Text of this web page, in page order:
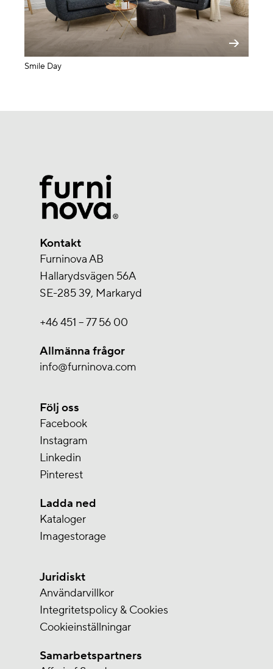
Smile Day
Kontakt
Furninova AB
Hallarydsvägen 56A
SE-285 39, Markaryd
+46 451 – 77 56 00
Allmänna frågor
info@furninova.com
Följ oss
Facebook
Instagram
Linkedin
Pinterest
Ladda ned
Kataloger
Imagestorage
Juridiskt
Användarvillkor
Integritetspolicy & Cookies
Cookieinställningar
Samarbetspartners